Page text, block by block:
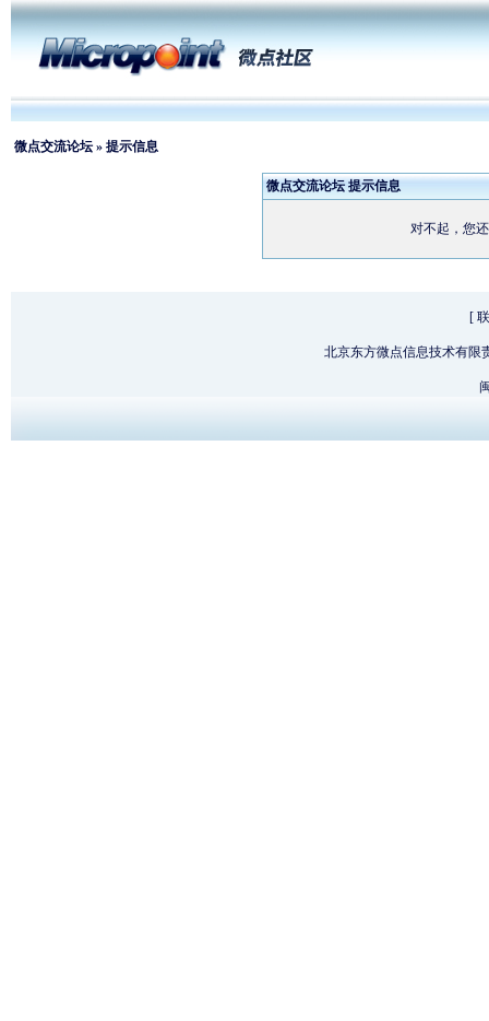
微点交流论坛 » 提示信息
微点交流论坛 提示信息
对不起，您
[
北京东方微点信息技术有限